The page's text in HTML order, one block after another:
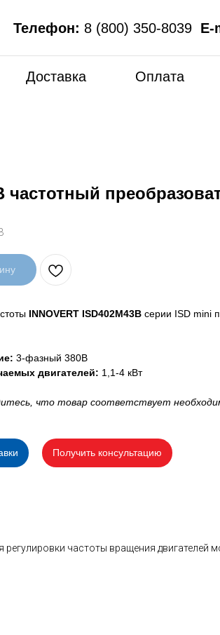
Телефон: 8 (800) 350-8039 E-
Доставка Оплата
частотный
INNOVERT ISD402M43B серии ISD mini
3-фазный 380В
двигателей: 1,1-4 кВт
что товар соответствует
Получить консультацию
регулировки частоты вращения двигателей